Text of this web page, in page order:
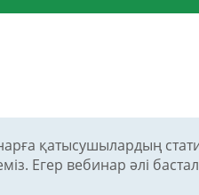
қатысушылардың
Егер вебинар әлі